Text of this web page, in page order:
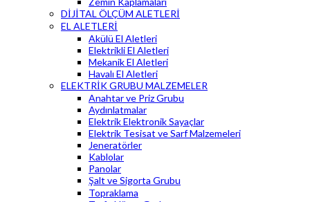
DİJİTAL ÖLÇÜM ALETLERİ
EL ALETLERİ
Akülü El Aletleri
Elektrikli El Aletleri
Mekanik El Aletleri
Havalı El Aletleri
ELEKTRİK GRUBU MALZEMELER
Anahtar ve Priz Grubu
Aydınlatmalar
Elektrik Elektronik Sayaçlar
Elektrik Tesisat ve Sarf Malzemeleri
Jeneratörler
Kablolar
Panolar
Şalt ve Sigorta Grubu
Topraklama